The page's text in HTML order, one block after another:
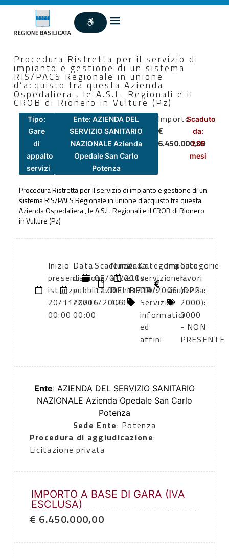
Procedura Ristretta per il servizio di
impianto e gestione di un sistema
RIS/PACS Regionale in unione
d’acquisto tra questa Azienda
Ospedaliera , le A.S.L. Regionali e il
CROB di Rionero in Vulture (Pz)
Tipo:
Gare
di
appalto
servizi
Ente: AZIENDA DEL
SERVIZIO SANITARIO
NAZIONALE Azienda
Opedale San Carlo
Potenza
Importo
€
6.450.000,00
Scaduto
da:
235
mesi
Procedura Ristretta per il servizio di impianto e gestione di un
sistema RIS/PACS Regionale in unione d’acquisto tra questa
Azienda Ospedaliera , le A.S.L. Regionali e il CROB di Rionero
in Vulture (Pz)
Inizio
presentazione
istanze:
20/11/2006
00:00
Data
di
pubblicazione:
20/11/2006
00:00
Scadenza:
05/01/2007
11:00
Numero
atto:
DELIBERA
1294
Data
atto:
11/10/2006
Categoria
servizi
CPV:
Servizi
informatici
ed
affini
Importo
oneri
sicurezza:
0
Categorie
lavori
(DPR
2000):
0000
- NON
PRESENTE
Ente: AZIENDA DEL SERVIZIO SANITARIO
NAZIONALE Azienda Opedale San Carlo
Potenza
Sede Ente: Potenza
Procedura di aggiudicazione:
Licitazione privata
IMPORTO A BASE DI GARA (IVA
ESCLUSA)
€ 6.450.000,00